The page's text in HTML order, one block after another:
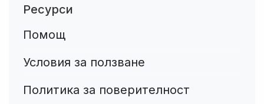
Ресурси
Помощ
Условия за ползване
Политика за поверителност